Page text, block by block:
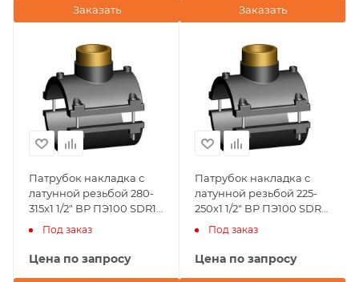
Заказать Заказать
Патрубок накладка с
латунной резьбой 280-
315х1 1/2" ВР ПЭ100 SDR11
NTG Plastik
Под заказ
Цена по запросу
Патрубок накладка с
латунной резьбой 225-
250х1 1/2" ВР ПЭ100 SDR11
NTG Plastik
Под заказ
Цена по запросу